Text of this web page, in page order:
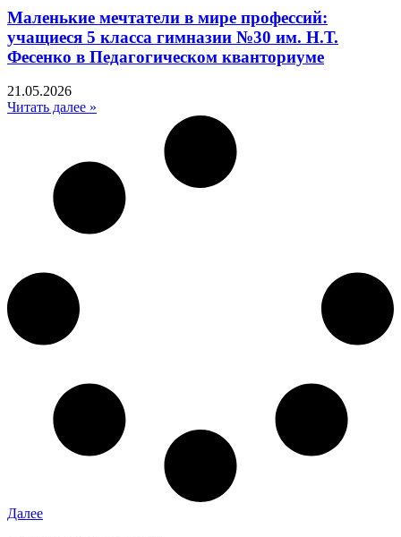
Маленькие мечтатели в мире профессий:
учащиеся 5 класса гимназии №30 им. Н.Т.
Фесенко в Педагогическом кванториуме
21.05.2026
Читать далее »
Далее